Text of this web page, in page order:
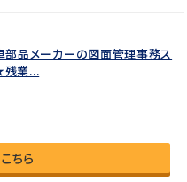
部品メーカーの図面管理事務ス
残業...
ちら